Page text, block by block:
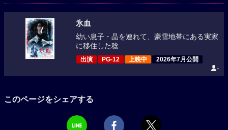
氷血
幼い息子・晶を連れて、豪雪地帯にある実家
に移住した稔...
出演 PG-12 上映中 2026年7月公開
-
このページをシェアする